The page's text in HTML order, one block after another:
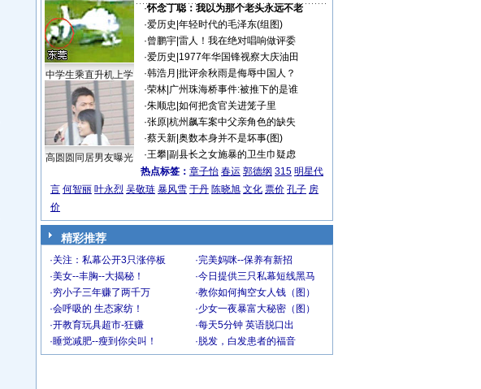
中学生乘直升机上学
高圆圆同居男友曝光
·怀念丁聪：我以为那个老头永远不老
·爱历史 年轻时代的毛泽东(组图)
·曾鹏宇| 雷人！我在绝对唱响做评委
·爱历史 1977年华国锋视察大庆油田
·韩浩月 批评余秋雨是侮辱中国人？
·荣林| 广州珠海桥事件:被推下的是谁
·朱顺忠 如何把贪官关进笼子里
·张原| 杭州飙车案中父亲角色的缺失
·蔡天新| 奥数本身并不是坏事(图)
·王攀| 副县长之女施暴的卫生巾疑虑
热点标签： 章子怡 春运 郭德纲 315 明星代
言 何智丽 叶永烈 吴敬琏 暴风雪 于丹 陈晓旭 文化 票价 孔子 房
价
精彩推荐
·关注：私幕公开3只涨停板 ·完美妈咪--保养有新招
·美女--丰胸--大揭秘！ ·今日提供三只私幕短线黑马
·穷小子三年赚了两千万 ·教你如何掏空女人钱（图）
·会呼吸的 生态家纺！ ·少女一夜暴富大秘密（图）
·开教育玩具超市-狂赚 ·每天5分钟 英语脱口出
·睡觉减肥--瘦到你尖叫！ · 脱发，白发患者的福音